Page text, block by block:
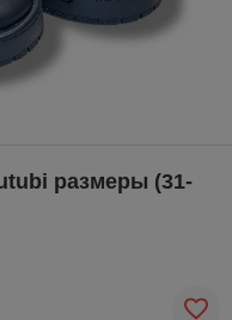
размеры (31-